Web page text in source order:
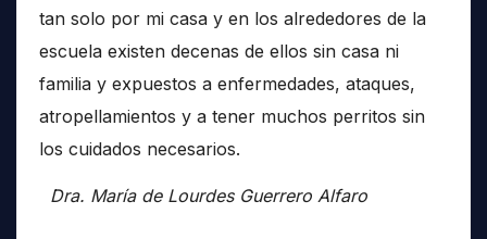
tan solo por mi casa y en los alrededores de la
escuela existen decenas de ellos sin casa ni
familia y expuestos a enfermedades, ataques,
atropellamientos y a tener muchos perritos sin
los cuidados necesarios.
Dra. María de Lourdes Guerrero Alfaro